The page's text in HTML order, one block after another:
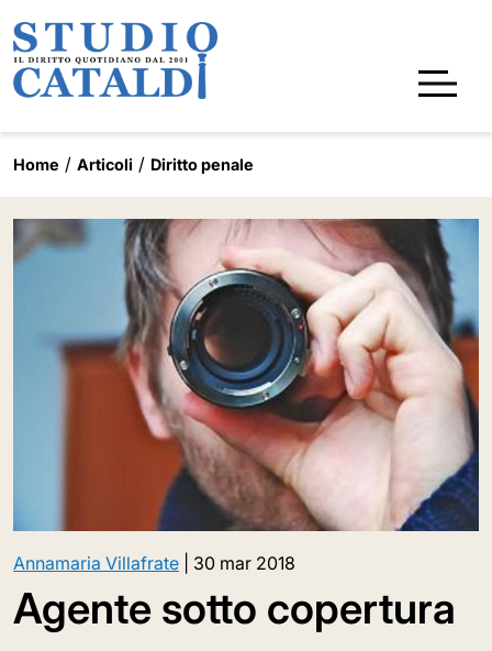
Home Articoli Diritto penale
Annamaria Villafrate 30 mar 2018
Agente sotto copertura